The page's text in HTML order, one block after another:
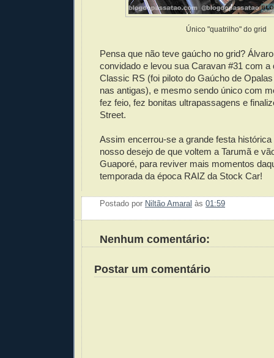
Único "quatrilho" do grid
Pensa que não teve gaúcho no grid?
convidado e levou sua Caravan #31 com a
Classic RS (foi piloto do Gaúcho de
nas antigas), e mesmo sendo único com
fez feio, fez bonitas ultrapassagens e
Street.
Assim encerrou-se a grande festa histórica
nosso desejo de que voltem a Tarumã e
Guaporé, para reviver mais momentos
temporada da época RAIZ da Stock Car!
Postado por Niltão Amaral às 01:59
Nenhum comentário:
Postar um comentário